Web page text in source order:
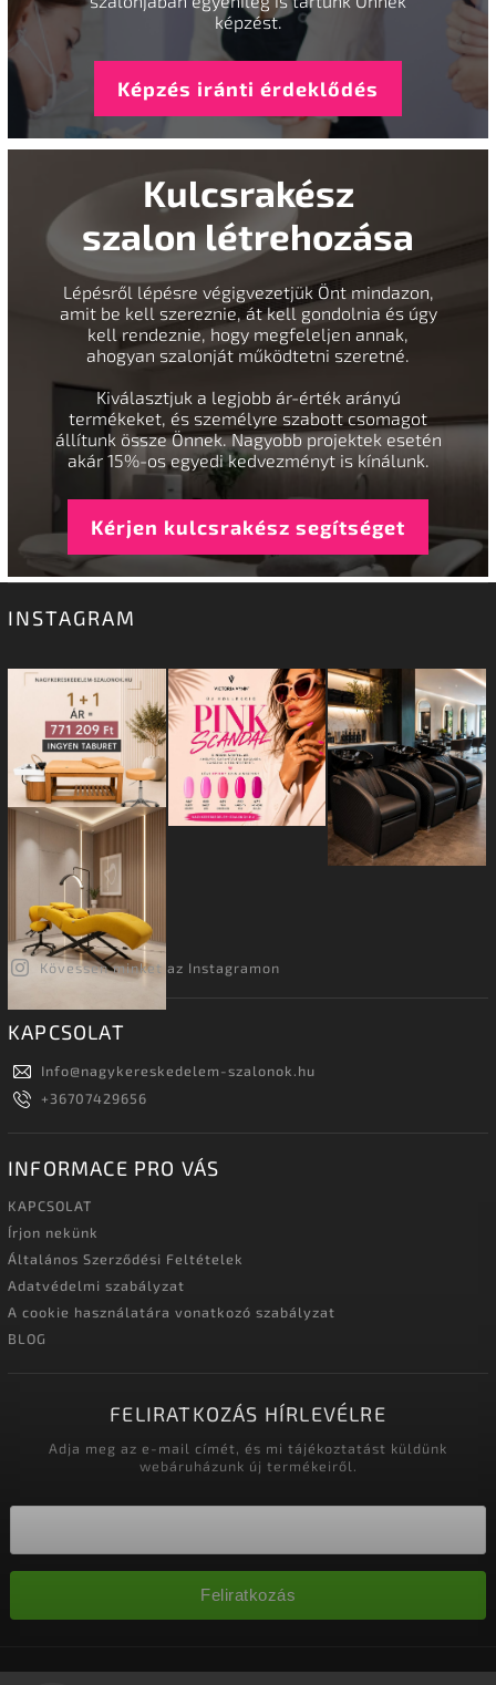
képzést.
Képzés iránti érdeklődés
Kulcsrakész
szalon létrehozása
Lépésről lépésre végigvezetjük Önt mindazon,
amit be kell szereznie, át kell gondolnia és úgy
kell rendeznie, hogy megfeleljen annak,
ahogyan szalonját működtetni szeretné.
Kiválasztjuk a legjobb ár-érték arányú
termékeket, és személyre szabott csomagot
állítunk össze Önnek. Nagyobb projektek esetén
akár 15%-os egyedi kedvezményt is kínálunk.
Kérjen kulcsrakész segítséget
INSTAGRAM
Kövessen minket az Instagramon
KAPCSOLAT
Info@nagykereskedelem-szalonok.hu
+36707429656
INFORMACE PRO VÁS
KAPCSOLAT
Írjon nekünk
Általános Szerződési Feltételek
Adatvédelmi szabályzat
A cookie használatára vonatkozó szabályzat
BLOG
FELIRATKOZÁS HÍRLEVÉLRE
Adja meg az e-mail címét, és mi tájékoztatást küldünk
webáruházunk új termékeiről.
Feliratkozás